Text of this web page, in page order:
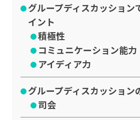
グループディスカッション
イント
積極性
コミュニケーション能力
アイディア力
グループディスカッション
司会